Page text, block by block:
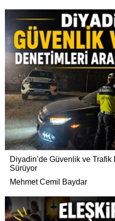
Diyadin’de Güvenlik ve Trafik
Sürüyor
Mehmet Cemil Baydar